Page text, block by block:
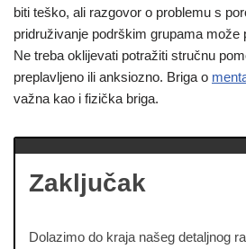
biti teško, ali razgovor o problemu s
pridruživanje podrškim grupama može
Ne treba oklijevati potražiti stručnu
preplavljeno ili anksiozno. Briga o
važna kao i fizička briga.
Zaključak
Dolazimo do kraja našeg detaljnog